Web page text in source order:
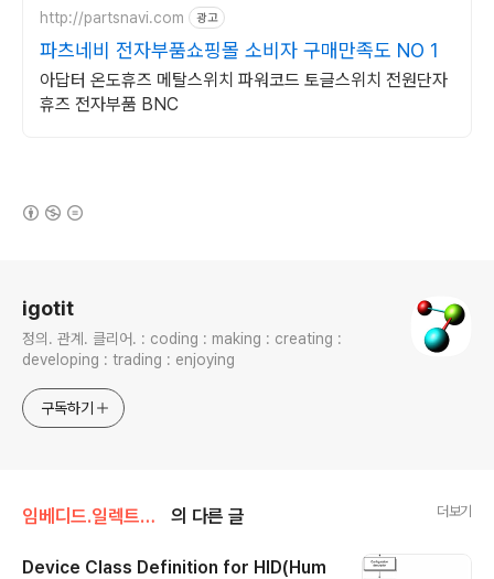
http://partsnavi.com 광고
파츠네비 전자부품쇼핑몰 소비자 구매만족도 NO 1
아답터 온도휴즈 메탈스위치 파워코드 토글스위치 전원단자
휴즈 전자부품 BNC
igotit
정의. 관계. 클리어. : coding : making : creating :
developing : trading : enjoying
구독하기
임베디드.일렉트로닉스 의 다른 글 더보기
Device Class Definition for HID(Hum